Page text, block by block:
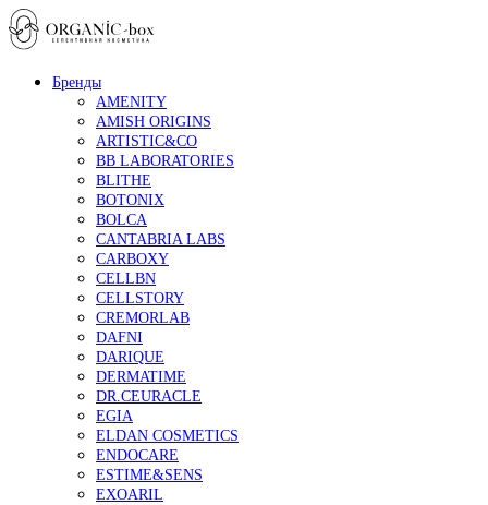
Бренды
AMENITY
AMISH ORIGINS
ARTISTIC&CO
BB LABORATORIES
BLITHE
BOTONIX
BOLCA
CANTABRIA LABS
CARBOXY
CELLBN
CELLSTORY
CREMORLAB
DAFNI
DARIQUE
DERMATIME
DR.CEURACLE
EGIA
ELDAN COSMETICS
ENDOCARE
ESTIME&SENS
EXOARIL